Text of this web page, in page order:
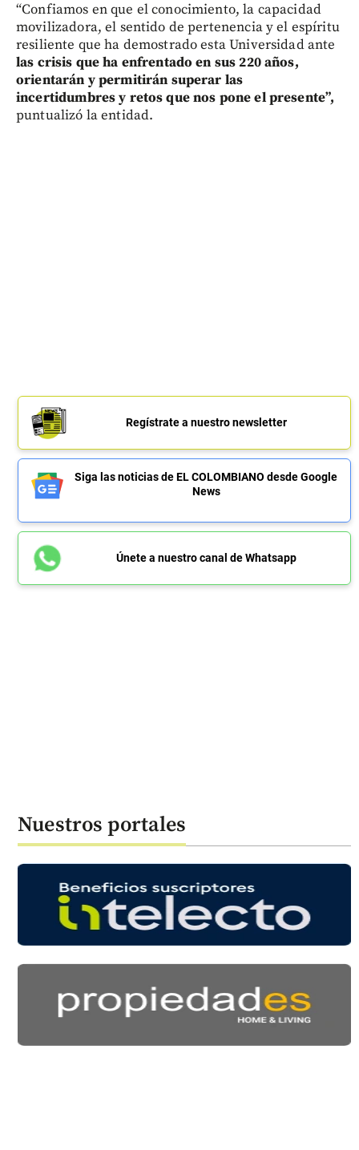
“Confiamos en que el conocimiento, la capacidad
movilizadora, el sentido de pertenencia y el espíritu
resiliente que ha demostrado esta Universidad ante
las crisis que ha enfrentado en sus 220 años,
orientarán y permitirán superar las
incertidumbres y retos que nos pone el presente”,
puntualizó la entidad.
Regístrate a nuestro newsletter
Siga las noticias de EL COLOMBIANO desde Google
News
Únete a nuestro canal de Whatsapp
Nuestros portales